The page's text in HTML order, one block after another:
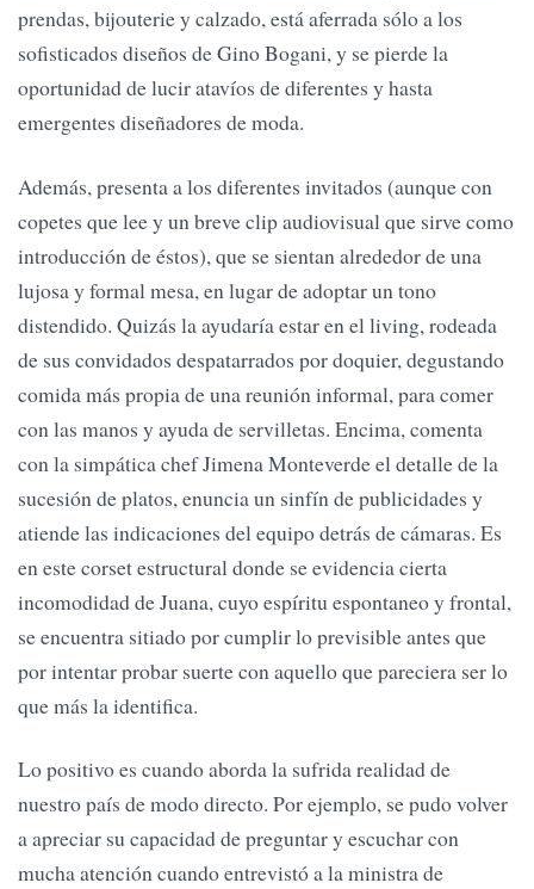
prendas, bijouterie y calzado, está aferrada sólo a los
sofisticados diseños de Gino Bogani, y se pierde la
oportunidad de lucir atavíos de diferentes y hasta
emergentes diseñadores de moda.
Además, presenta a los diferentes invitados (aunque con
copetes que lee y un breve clip audiovisual que sirve como
introducción de éstos), que se sientan alrededor de una
lujosa y formal mesa, en lugar de adoptar un tono
distendido. Quizás la ayudaría estar en el living, rodeada
de sus convidados despatarrados por doquier, degustando
comida más propia de una reunión informal, para comer
con las manos y ayuda de servilletas. Encima, comenta
con la simpática chef Jimena Monteverde el detalle de la
sucesión de platos, enuncia un sinfín de publicidades y
atiende las indicaciones del equipo detrás de cámaras. Es
en este corset estructural donde se evidencia cierta
incomodidad de Juana, cuyo espíritu espontaneo y frontal,
se encuentra sitiado por cumplir lo previsible antes que
por intentar probar suerte con aquello que pareciera ser lo
que más la identifica.
Lo positivo es cuando aborda la sufrida realidad de
nuestro país de modo directo. Por ejemplo, se pudo volver
a apreciar su capacidad de preguntar y escuchar con
mucha atención cuando entrevistó a la ministra de